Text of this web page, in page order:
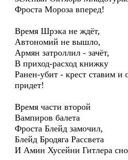
Фроста Мороза вперед!
Время Шрэка не ждёт,
Автономий не вышло,
Армян затроллил - зачёт,
В приход-расход книжку
Ранен-убит - крест ставим и
придет!
Время части второй
Вампиров балета
Фроста Блейд замочил,
Блейд Бродяга Рассвета
И Амин Хусейни Гитлера